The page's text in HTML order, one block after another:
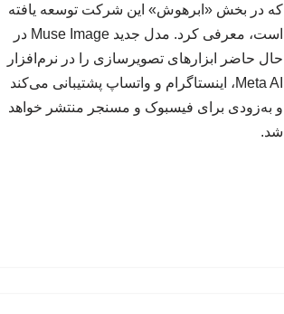
که در بخش «ابرهوش» این شرکت توسعه یافته
است، معرفی کرد. مدل جدید Muse Image در
حال حاضر ابزارهای تصویرسازی را در نرم‌افزار
Meta AI، اینستاگرام و واتساپ پشتیبانی می‌کند
و به‌زودی برای فیسبوک و مسنجر منتشر خواهد
شد.